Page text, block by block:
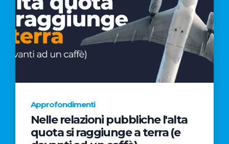
Approfondimenti
Nelle relazioni pubbliche l'alta
quota si raggiunge a terra (e